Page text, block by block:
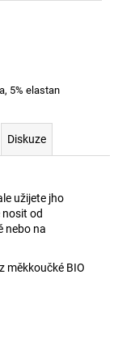
5% elastan
Diskuze
užijete jho
od
nebo na
měkkoučké BIO